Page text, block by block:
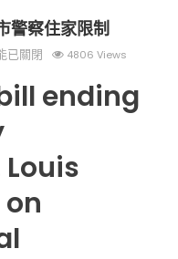
警察住家限制
已關閉 4806 Views
ending